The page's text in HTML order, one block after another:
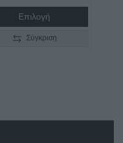
€735,00
Επιλογή
Σύγκριση